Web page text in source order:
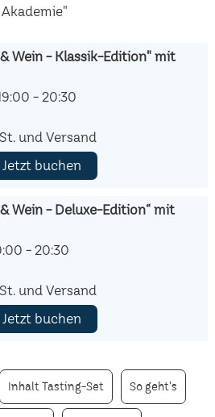
Akademie"
Wein - Klassik-Edition" mit
- 20:30
und Versand
buchen
Wein - Deluxe-Edition“ mit
- 20:30
und Versand
buchen
Inhalt Tasting-Set So geht's